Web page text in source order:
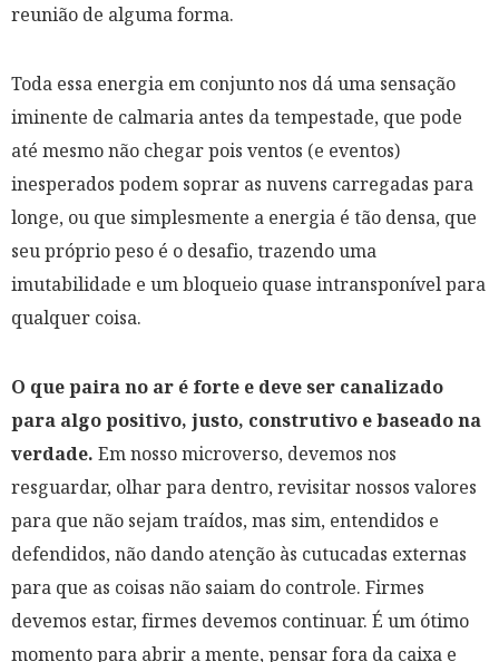
reunião de alguma forma.
Toda essa energia em conjunto nos dá uma sensação
iminente de calmaria antes da tempestade, que pode
até mesmo não chegar pois ventos (e eventos)
inesperados podem soprar as nuvens carregadas para
longe, ou que simplesmente a energia é tão densa, que
seu próprio peso é o desafio, trazendo uma
imutabilidade e um bloqueio quase intransponível para
qualquer coisa.
O que paira no ar é forte e deve ser canalizado
para algo positivo, justo, construtivo e baseado na
verdade. Em nosso microverso, devemos nos
resguardar, olhar para dentro, revisitar nossos valores
para que não sejam traídos, mas sim, entendidos e
defendidos, não dando atenção às cutucadas externas
para que as coisas não saiam do controle. Firmes
devemos estar, firmes devemos continuar. É um ótimo
momento para abrir a mente, pensar fora da caixa e